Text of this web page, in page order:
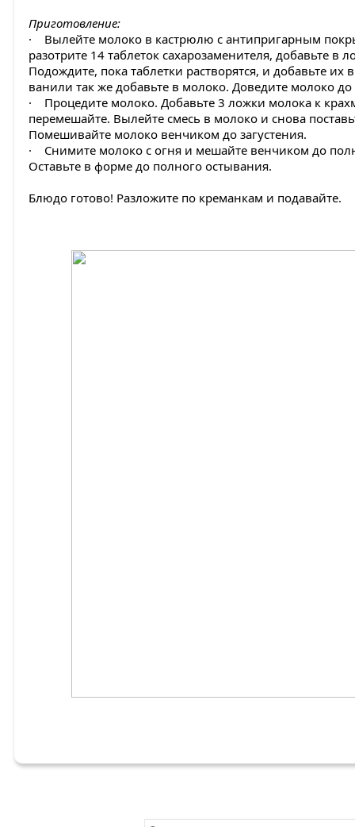
Приготовление:
· Вылейте молоко в кастрюлю с антипригарным
разотрите 14 таблеток сахарозаменителя, добавьте в
Подождите, пока таблетки растворятся, и добавьте их
ванили так же добавьте в молоко. Доведите молоко
· Процедите молоко. Добавьте 3 ложки молока к
перемешайте. Вылейте смесь в молоко и снова
Помешивайте молоко венчиком до загустения.
· Снимите молоко с огня и мешайте венчиком до
Оставьте в форме до полного остывания.
Блюдо готово! Разложите по креманкам и подавайте.